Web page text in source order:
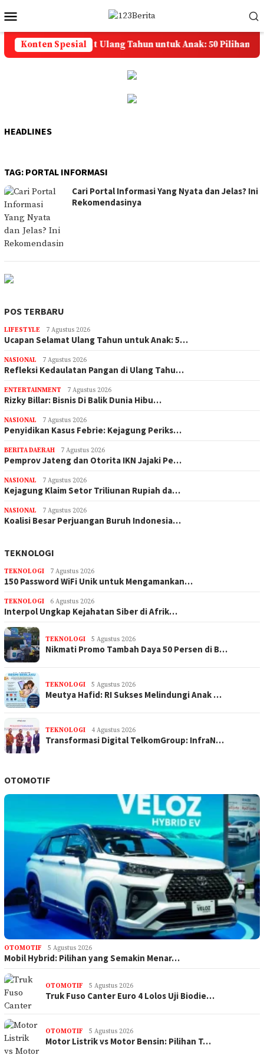
ke
kontenMobile
Konten Spesial
Ucapan Selamat Ulang Tahun untuk Anak: 50 Pilihan yang
HEADLINES
TAG: PORTAL INFORMASI
Cari Portal Informasi Yang Nyata dan Jelas? Ini
Rekomendasinya
POS TERBARU
LIFESTYLE 7 Agustus 2026
Ucapan Selamat Ulang Tahun untuk Anak: 5…
NASIONAL 7 Agustus 2026
Refleksi Kedaulatan Pangan di Ulang Tahu…
ENTERTAINMENT 7 Agustus 2026
Rizky Billar: Bisnis Di Balik Dunia Hibu…
NASIONAL 7 Agustus 2026
Penyidikan Kasus Febrie: Kejagung Periks…
BERITA DAERAH 7 Agustus 2026
Pemprov Jateng dan Otorita IKN Jajaki Pe…
NASIONAL 7 Agustus 2026
Kejagung Klaim Setor Triliunan Rupiah da…
NASIONAL 7 Agustus 2026
Koalisi Besar Perjuangan Buruh Indonesia…
TEKNOLOGI
TEKNOLOGI 7 Agustus 2026
150 Password WiFi Unik untuk Mengamankan…
TEKNOLOGI 6 Agustus 2026
Interpol Ungkap Kejahatan Siber di Afrik…
TEKNOLOGI 5 Agustus 2026
Nikmati Promo Tambah Daya 50 Persen di B…
TEKNOLOGI 5 Agustus 2026
Meutya Hafid: RI Sukses Melindungi Anak …
TEKNOLOGI 4 Agustus 2026
Transformasi Digital TelkomGroup: InfraN…
OTOMOTIF
OTOMOTIF 5 Agustus 2026
Mobil Hybrid: Pilihan yang Semakin Menar…
OTOMOTIF 5 Agustus 2026
Truk Fuso Canter Euro 4 Lolos Uji Biodie…
OTOMOTIF 5 Agustus 2026
Motor Listrik vs Motor Bensin: Pilihan T…